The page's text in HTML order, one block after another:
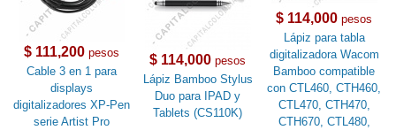
$ 111,200pesos
Cable 3 en 1 para
displays
digitalizadores XP-Pen
serie Artist Pro
$ 114,000 pesos
Lápiz Bamboo Stylus
Duo para IPAD y
Tablets (CS110K)
$ 114,000 pesos
Lápiz para tabla
digitalizadora Wacom
Bamboo compatible
con CTL460, CTH460,
CTL470, CTH470,
CTH670, CTL480,